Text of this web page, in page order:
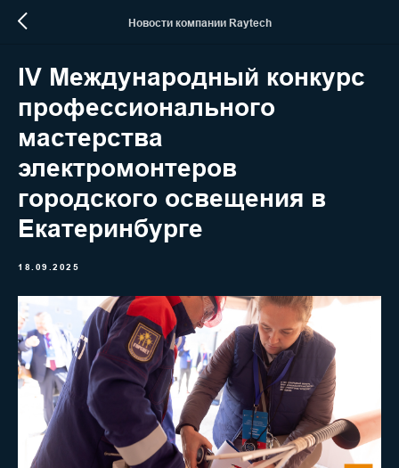
Новости компании Raytech
IV Международный конкурс
профессионального
мастерства
электромонтеров
городского освещения в
Екатеринбурге
18.09.2025